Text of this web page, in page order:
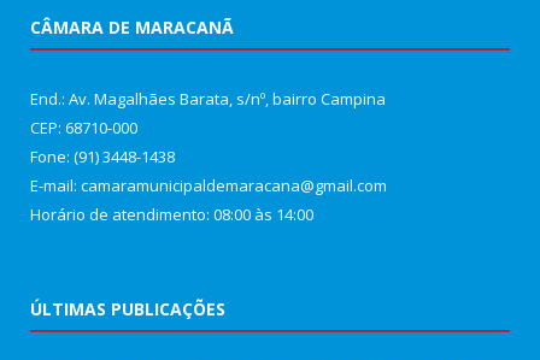
CÂMARA DE MARACANÃ
End.: Av. Magalhães Barata, s/nº, bairro Campina
CEP: 68710-000
Fone: (91) 3448-1438
E-mail: camaramunicipaldemaracana@gmail.com
Horário de atendimento: 08:00 às 14:00
ÚLTIMAS PUBLICAÇÕES